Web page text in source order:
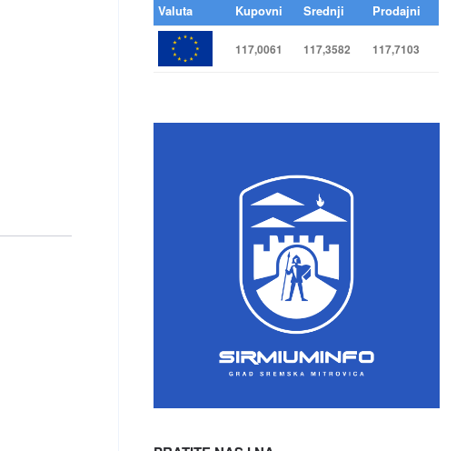
Valuta Kupovni Srednji Prodajni
117,0061 117,3582 117,7103